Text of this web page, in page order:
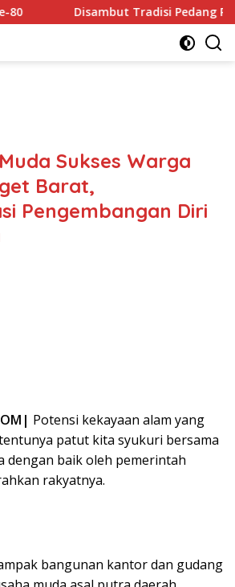
Disambut Tradisi Pedang Pora, AKBP
Sukses Warga
Barat,
Pengembangan Diri
Potensi kekayaan alam yang
patut kita syukuri bersama
dengan baik oleh pemerintah
rakyatnya.
bangunan kantor dan gudang